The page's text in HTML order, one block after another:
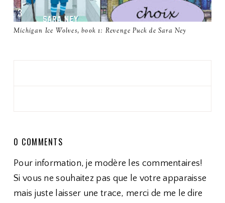
Michigan Ice Wolves, book 1: Revenge Puck de Sara Ney
0 COMMENTS
Pour information, je modère les commentaires!
Si vous ne souhaitez pas que le votre apparaisse
mais juste laisser une trace, merci de me le dire